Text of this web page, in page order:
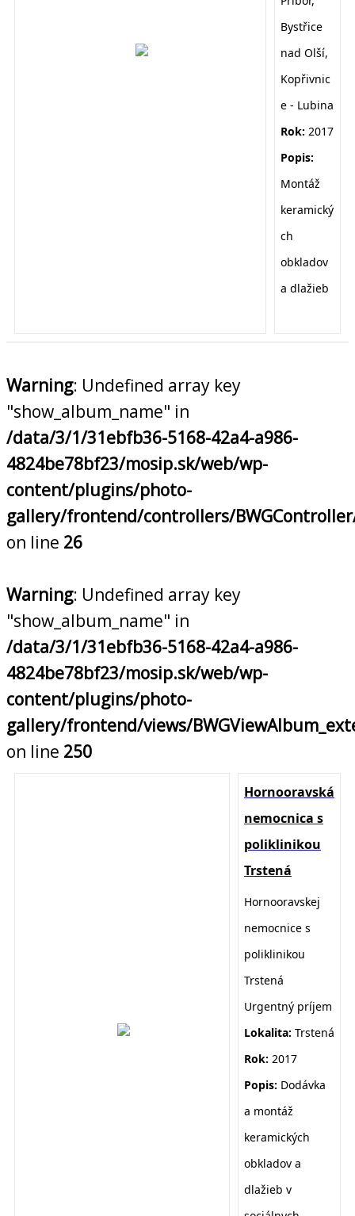
Bystřice
nad Olší,
Kopřivnic
e - Lubina
Rok: 2017
Popis:
Montáž
keramický
ch
obkladov
a dlažieb
Warning: Undefined array key
"show_album_name" in
/data/3/1/31ebfb36-5168-42a4-a986-
4824be78bf23/mosip.sk/web/wp-
content/plugins/photo-
gallery/frontend/controllers/
on line 26
Warning: Undefined array key
"show_album_name" in
/data/3/1/31ebfb36-5168-42a4-a986-
4824be78bf23/mosip.sk/web/wp-
content/plugins/photo-
gallery/frontend/views/
on line 250
Hornooravská
nemocnica s
poliklinikou
Trstená
Hornooravskej
nemocnice s
poliklinikou
Trstená
Urgentný príjem
Lokalita: Trstená
Rok: 2017
Popis: Dodávka
a montáž
keramických
obkladov a
dlažieb v